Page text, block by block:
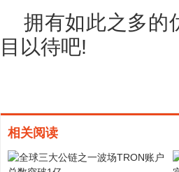
拥有如此之多的
目以待吧!
相关阅读